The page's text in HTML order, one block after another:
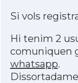
Si vols
Hi tenim 2
comuniquen
whatsapp.